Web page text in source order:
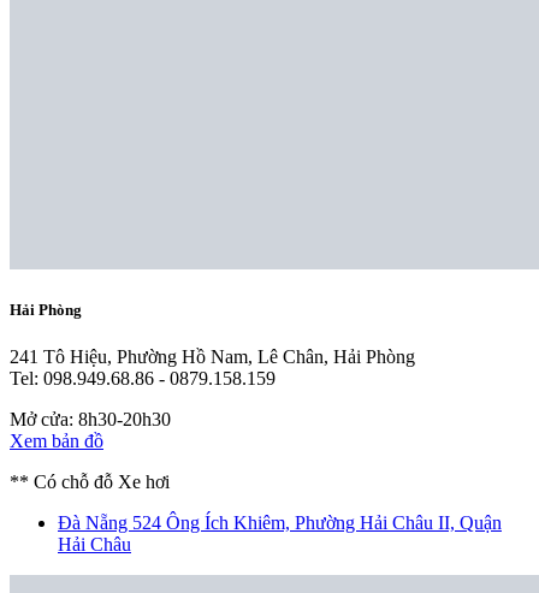
Hải Phòng
241 Tô Hiệu, Phường Hồ Nam, Lê Chân, Hải Phòng
Tel: 098.949.68.86 - 0879.158.159
Mở cửa: 8h30-20h30
Xem bản đồ
** Có chỗ đỗ Xe hơi
Đà Nẵng 524 Ông Ích Khiêm, Phường Hải Châu II, Quận
Hải Châu